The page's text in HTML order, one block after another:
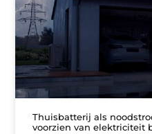
Thuisbatterij als
voorzien van elektriciteit